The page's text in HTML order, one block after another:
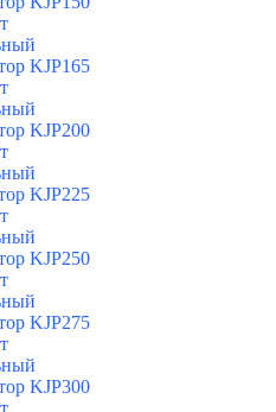
KJP165
KJP200
KJP225
KJP250
KJP275
KJP300